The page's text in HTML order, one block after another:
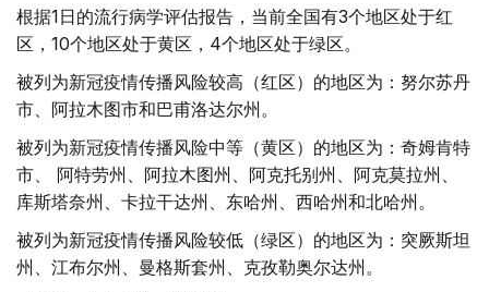
根据1日的流行病学评估报告，当前全国有3个地区处于红
区，10个地区处于黄区，4个地区处于绿区。
被列为新冠疫情传播风险较高（红区）的地区为：努尔苏丹
市、阿拉木图市和巴甫洛达尔州。
被列为新冠疫情传播风险中等（黄区）的地区为：奇姆肯特
市、 阿特劳州、阿拉木图州、阿克托别州、阿克莫拉州、
库斯塔奈州、卡拉干达州、东哈州、西哈州和北哈州。
被列为新冠疫情传播风险较低（绿区）的地区为：突厥斯坦
州、江布尔州、曼格斯套州、克孜勒奥尔达州。